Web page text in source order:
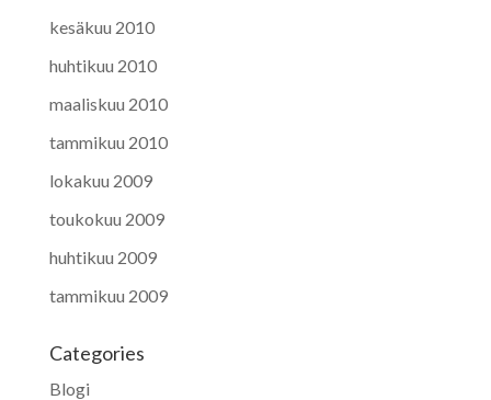
kesäkuu 2010
huhtikuu 2010
maaliskuu 2010
tammikuu 2010
lokakuu 2009
toukokuu 2009
huhtikuu 2009
tammikuu 2009
Categories
Blogi